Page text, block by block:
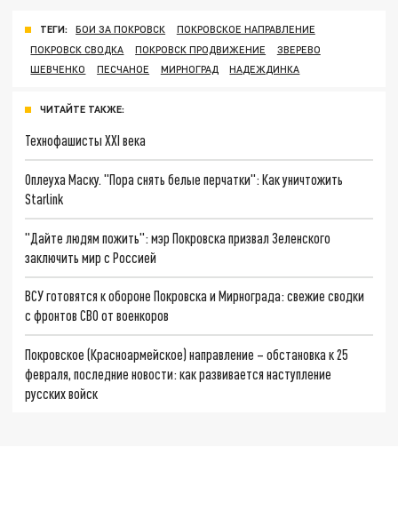
ТЕГИ: БОИ ЗА ПОКРОВСК
ПОКРОВСКОЕ НАПРАВЛЕНИЕ
ПОКРОВСК СВОДКА
ПОКРОВСК ПРОДВИЖЕНИЕ
ЗВЕРЕВО
ШЕВЧЕНКО
ПЕСЧАНОЕ МИРНОГРАД НАДЕЖДИНКА
ЧИТАЙТЕ ТАКЖЕ:
Технофашисты XXI века
Оплеуха Маску. "Пора снять белые перчатки": Как уничтожить
Starlink
"Дайте людям пожить": мэр Покровска призвал Зеленского
заключить мир с Россией
ВСУ готовятся к обороне Покровска и Мирнограда: свежие сводки
с фронтов СВО от военкоров
Покровское (Красноармейское) направление – обстановка к 25
февраля, последние новости: как развивается наступление
русских войск